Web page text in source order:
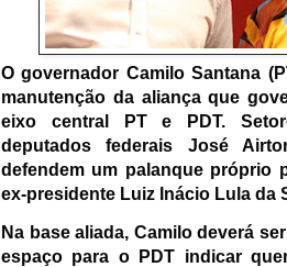
O governador Camilo Santana
manutenção da aliança que
eixo central PT e PDT.
deputados federais José
defendem um palanque próprio
ex-presidente Luiz Inácio Lula da
Na base aliada, Camilo deverá
espaço para o PDT indicar